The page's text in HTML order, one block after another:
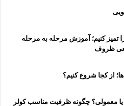
تمیز کنیم؛ آموزش مرحله به مرحله
ظروف
از کجا شروع کنیم؟
یا معمولی؟ چگونه ظرفیت مناسب کولر